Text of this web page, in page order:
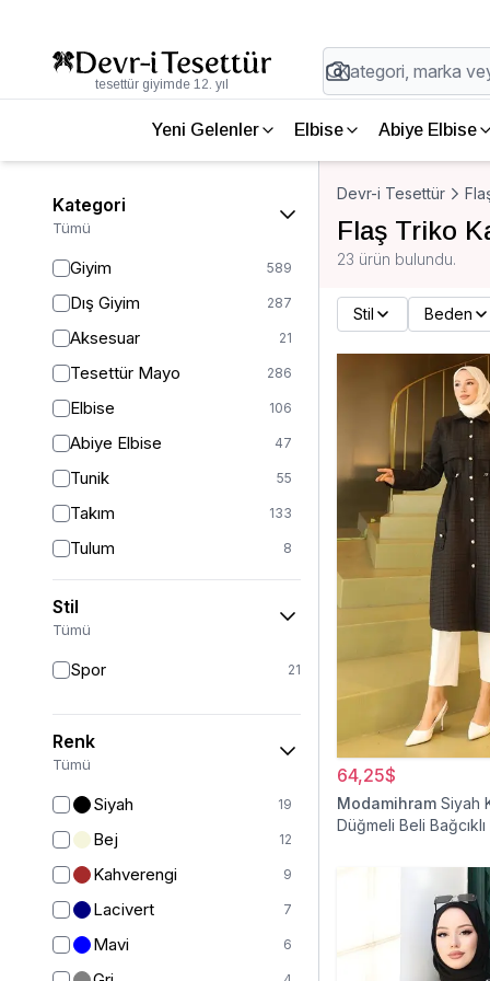
tesettür giyimde 12. yıl
Yeni Gelenler Elbise Abiye Elbise
Kategori
Tümü
Giyim 589
Dış Giyim 287
Aksesuar 21
Tesettür Mayo 286
Elbise 106
Abiye Elbise 47
Tunik 55
Takım 133
Tulum 8
Pantolon 148
Etek 19
Eşofman 67
Şal
Bone
Ferace
Kap & Pardesü
Trençkot
Hırka
Stil
Tümü
Spor 21
Renk
Tümü
Siyah 19
Bej 12
Kahverengi 9
Lacivert 7
Mavi 6
Devr-i Tesettür
Flaş Triko
23 ürün bulundu.
Stil Beden
64,25$
Modamihram Siyah
Düğmeli Beli Bağcıklı